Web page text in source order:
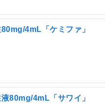
4mL「ケミファ」
80mg/4mL「サワイ」